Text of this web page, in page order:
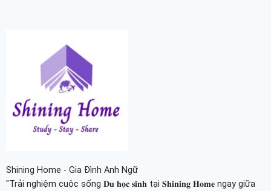
Shining Home - Gia Đình Anh Ngữ
"Trải nghiệm cuộc sống 𝐃𝐮 𝐡𝐨̣𝐜 𝐬𝐢𝐧𝐡 tại 𝐒𝐡𝐢𝐧𝐢𝐧𝐠 𝐇𝐨𝐦𝐞 ngay giữa